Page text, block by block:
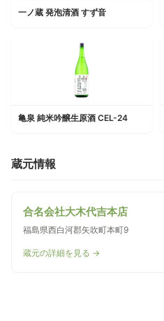
一ノ蔵 発泡清酒 すず音
亀泉 純米吟醸生原酒 CEL-24
蔵元情報
合名会社大木代吉本店
福島県西白河郡矢吹町本町9
蔵元の詳細を見る →